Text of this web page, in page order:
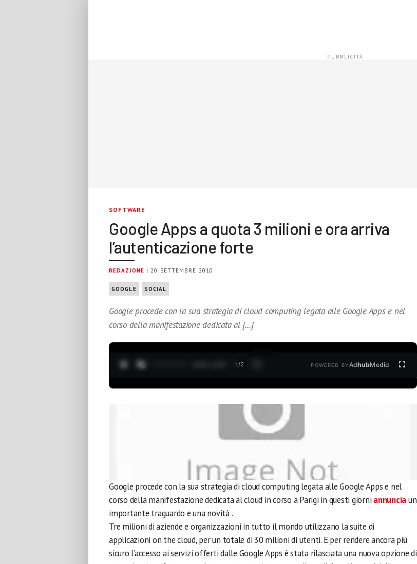
SOFTWARE
Google Apps a quota 3 milioni e ora arriva
l’autenticazione forte
REDAZIONE | 20 SETTEMBRE 2010
GOOGLE SOCIAL
Google procede con la sua strategia di cloud computing legata alle Google Apps e nel
corso della manifestazione dedicata al […]
1 /2 POWERED BYAdhubMedia
Google procede con la sua strategia di cloud computing legata alle Google Apps e nel
corso della manifestazione dedicata al cloud in corso a Parigi in questi giorni annunciaun
importante traguardo e una novità .
Tre milioni di aziende e organizzazioni in tutto il mondo utilizzano la suite di
applicazioni on the cloud, per un totale di 30 milioni di utenti. E per rendere ancora più
sicuro l’accesso ai servizi offerti dalle Google Apps è stata rilasciata una nuova opzione di